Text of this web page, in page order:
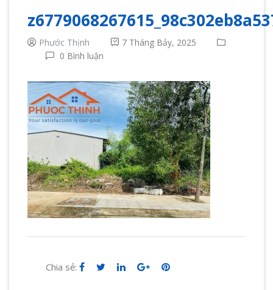
Phước Thịnh
7 Tháng Bảy, 2025
0 Bình luận
Chia sẻ: